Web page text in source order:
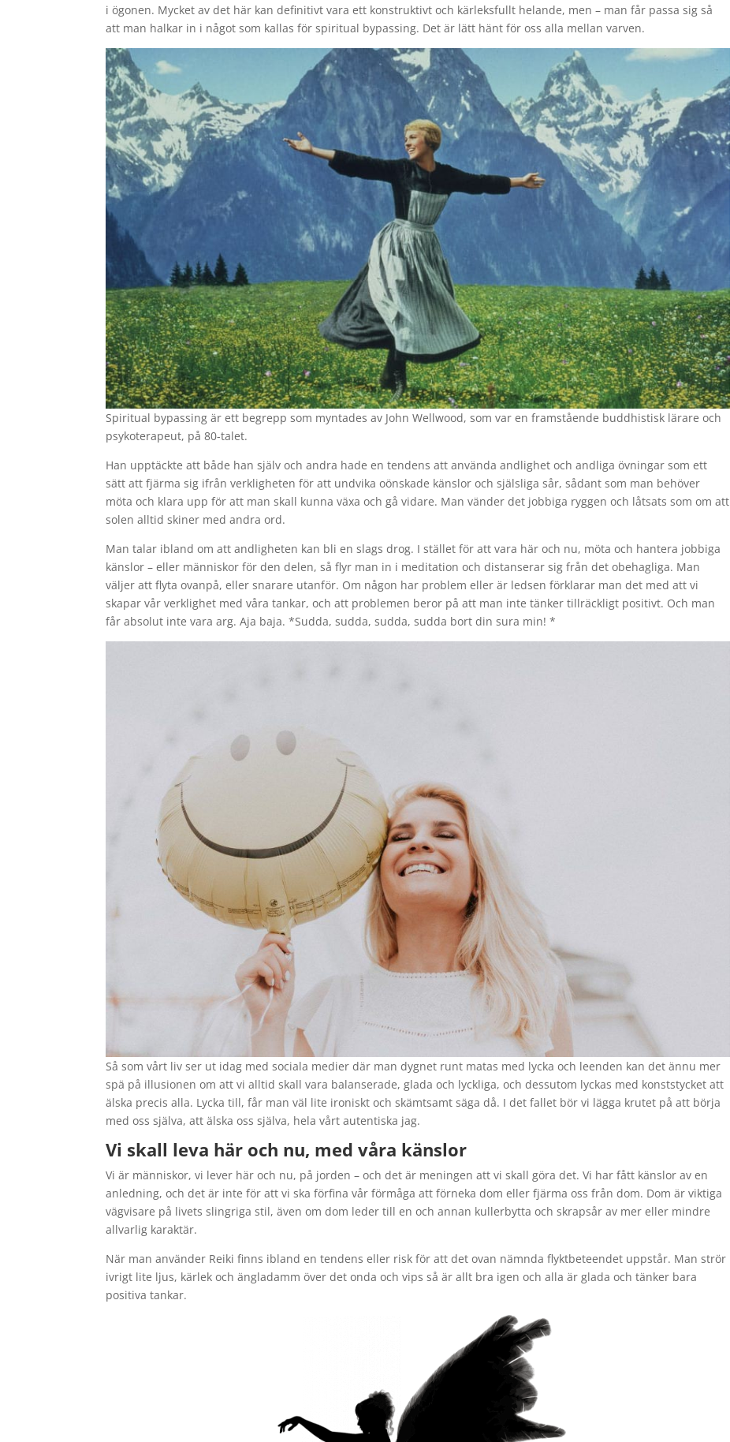
i ögonen. Mycket av det här kan definitivt vara ett konstruktivt och kärleksfullt helande, men – man får passa sig så
att man halkar in i något som kallas för spiritual bypassing. Det är lätt hänt för oss alla mellan varven.
Spiritual bypassing är ett begrepp som myntades av John Wellwood, som var en framstående buddhistisk lärare och
psykoterapeut, på 80-talet.
Han upptäckte att både han själv och andra hade en tendens att använda andlighet och andliga övningar som ett
sätt att fjärma sig ifrån verkligheten för att undvika oönskade känslor och själsliga sår, sådant som man behöver
möta och klara upp för att man skall kunna växa och gå vidare. Man vänder det jobbiga ryggen och låtsats som om att
solen alltid skiner med andra ord.
Man talar ibland om att andligheten kan bli en slags drog. I stället för att vara här och nu, möta och hantera jobbiga
känslor – eller människor för den delen, så flyr man in i meditation och distanserar sig från det obehagliga. Man
väljer att flyta ovanpå, eller snarare utanför. Om någon har problem eller är ledsen förklarar man det med att vi
skapar vår verklighet med våra tankar, och att problemen beror på att man inte tänker tillräckligt positivt. Och man
får absolut inte vara arg. Aja baja. *Sudda, sudda, sudda, sudda bort din sura min! *
Så som vårt liv ser ut idag med sociala medier där man dygnet runt matas med lycka och leenden kan det ännu mer
spä på illusionen om att vi alltid skall vara balanserade, glada och lyckliga, och dessutom lyckas med konststycket att
älska precis alla. Lycka till, får man väl lite ironiskt och skämtsamt säga då. I det fallet bör vi lägga krutet på att börja
med oss själva, att älska oss själva, hela vårt autentiska jag.
Vi skall leva här och nu, med våra känslor
Vi är människor, vi lever här och nu, på jorden – och det är meningen att vi skall göra det. Vi har fått känslor av en
anledning, och det är inte för att vi ska förfina vår förmåga att förneka dom eller fjärma oss från dom. Dom är viktiga
vägvisare på livets slingriga stil, även om dom leder till en och annan kullerbytta och skrapsår av mer eller mindre
allvarlig karaktär.
När man använder Reiki finns ibland en tendens eller risk för att det ovan nämnda flyktbeteendet uppstår. Man strör
ivrigt lite ljus, kärlek och ängladamm över det onda och vips så är allt bra igen och alla är glada och tänker bara
positiva tankar.